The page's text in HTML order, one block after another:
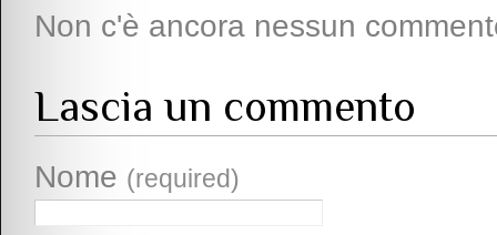
Non c'è ancora nessun
Lascia un commento
Nome (required)